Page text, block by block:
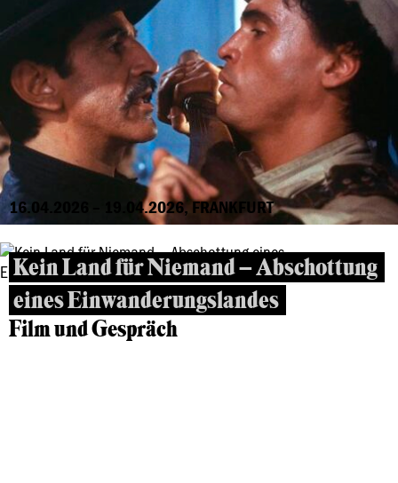
16.04.2026 – 19.04.2026, FRANKFURT
Kein Land für Niemand – Abschottung
eines Einwanderungslandes
Film und Gespräch